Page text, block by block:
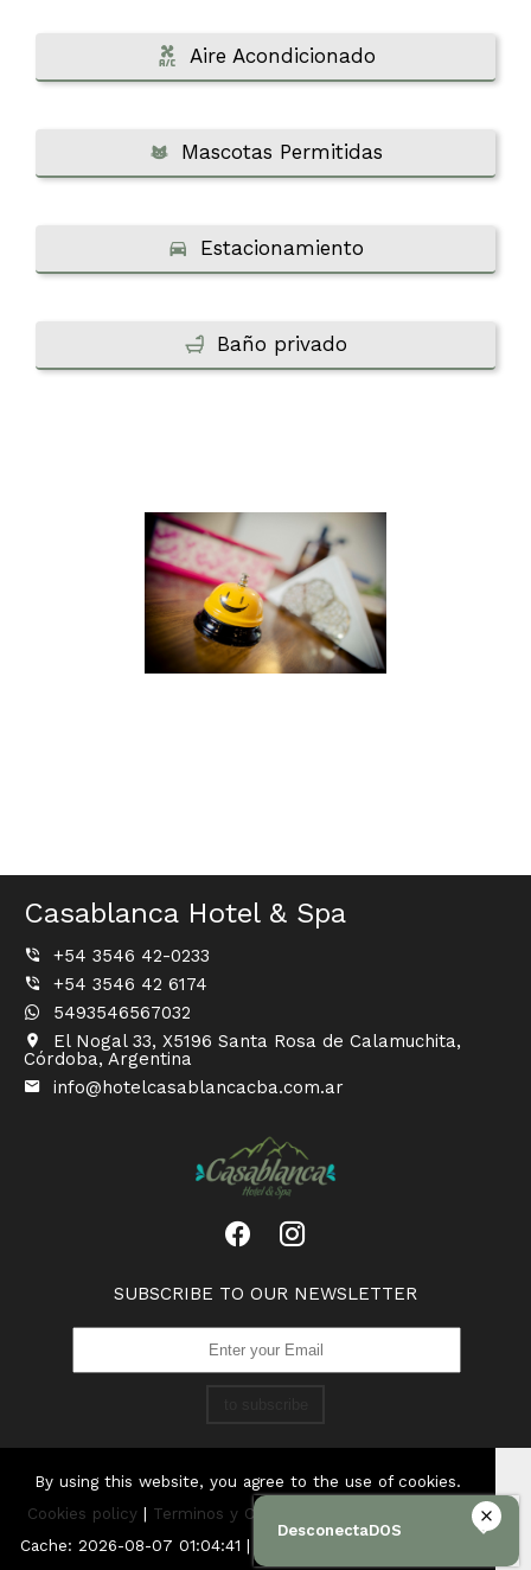
Aire Acondicionado
Mascotas Permitidas
Estacionamiento
Baño privado
Casablanca Hotel & Spa
+54 3546 42-0233
+54 3546 42 6174
5493546567032
El Nogal 33, X5196 Santa Rosa de Calamuchita,
Córdoba, Argentina
info@hotelcasablancacba.com.ar
SUBSCRIBE TO OUR NEWSLETTER
By using this website, you agree to the use of cookies.
Cookies policy | Terminos y Condiciones
Cache: 2026-08-07 01:04:41 |
DesconectaDOS